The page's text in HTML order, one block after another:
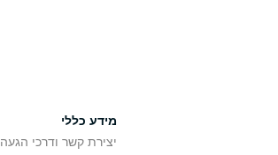
מידע כללי
יצירת קשר ודרכי הגעה